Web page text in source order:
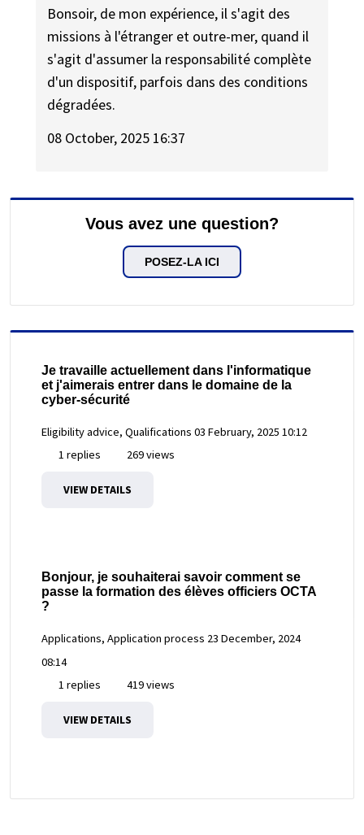
Bonsoir, de mon expérience, il s'agit des
missions à l'étranger et outre-mer, quand il
s'agit d'assumer la responsabilité complète
d'un dispositif, parfois dans des conditions
dégradées.
08 October, 2025 16:37
Vous avez une question?
POSEZ-LA ICI
Je travaille actuellement dans l'informatique
et j'aimerais entrer dans le domaine de la
cyber-sécurité
Eligibility advice, Qualifications 03 February, 2025 10:12
1 replies
269 views
VIEW DETAILS
Bonjour, je souhaiterai savoir comment se
passe la formation des élèves officiers OCTA
?
Applications, Application process 23 December, 2024
08:14
1 replies
419 views
VIEW DETAILS